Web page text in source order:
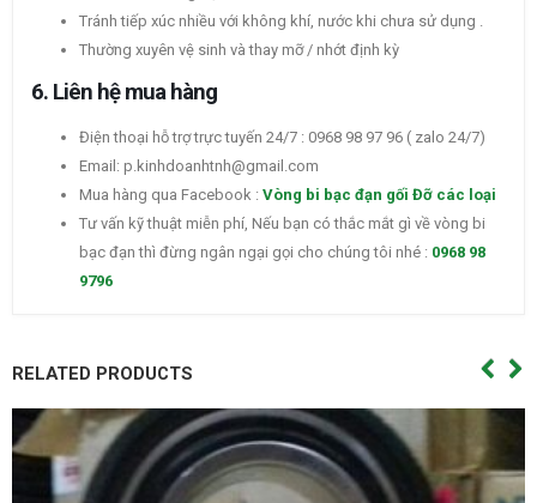
Tránh tiếp xúc nhiều với không khí, nước khi chưa sử dụng .
Thường xuyên vệ sinh và thay mỡ / nhớt định kỳ
6. Liên hệ mua hàng
Điện thoại hỗ trợ trực tuyến 24/7 : 0968 98 97 96 ( zalo 24/7)
Email: p.kinhdoanhtnh@gmail.com
Mua hàng qua Facebook : Vòng bi bạc đạn gối Đỡ các loại
Tư vấn kỹ thuật miễn phí, Nếu bạn có thắc mắt gì về vòng bi
bạc đạn thì đừng ngân ngại gọi cho chúng tôi nhé : 0968 98
9796
RELATED PRODUCTS